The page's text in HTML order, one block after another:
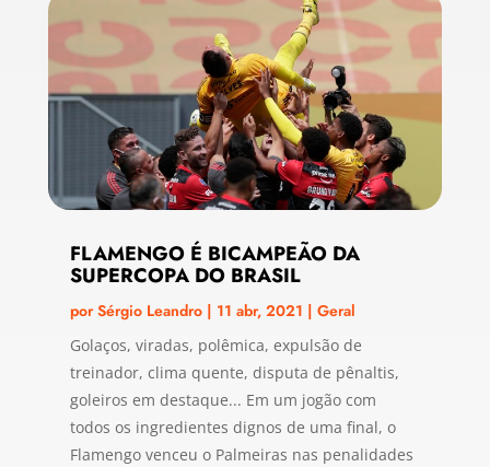
FLAMENGO É BICAMPEÃO DA
SUPERCOPA DO BRASIL
porSérgio Leandro| 11 abr, 2021 | Geral
Golaços, viradas, polêmica, expulsão de
treinador, clima quente, disputa de pênaltis,
goleiros em destaque... Em um jogão com
todos os ingredientes dignos de uma final, o
Flamengo venceu o Palmeiras nas penalidades